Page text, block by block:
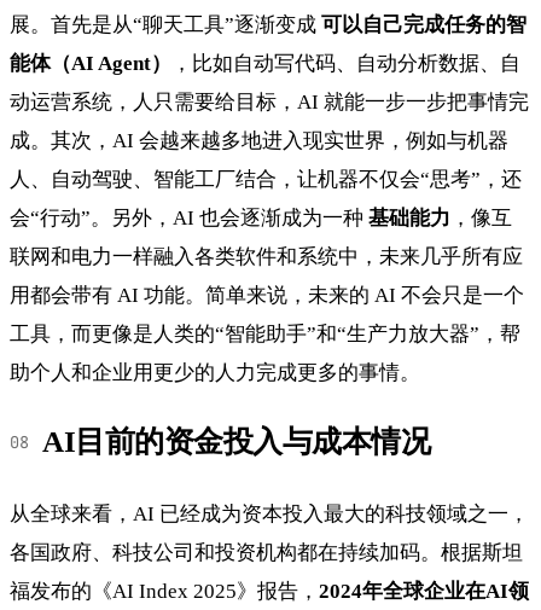
展。首先是从“聊天工具”逐渐变成 可以自己完成任务的智
能体（AI Agent）
，比如自动写代码、自动分析数据、自
动运营系统，人只需要给目标，AI 就能一步一步把事情完
成。其次，AI 会越来越多地进入现实世界，例如与机器
人、自动驾驶、智能工厂结合，让机器不仅会“思考”，还
会“行动”。另外，AI 也会逐渐成为一种 基础能力 ，像互
联网和电力一样融入各类软件和系统中，未来几乎所有应
用都会带有 AI 功能。简单来说，未来的 AI 不会只是一个
工具，而更像是人类的“智能助手”和“生产力放大器”，帮
助个人和企业用更少的人力完成更多的事情。
AI目前的资金投入与成本情况
从全球来看，AI 已经成为资本投入最大的科技领域之一，
各国政府、科技公司和投资机构都在持续加码。根据斯坦
福发布的《AI Index 2025》报告， 2024年全球企业在AI领